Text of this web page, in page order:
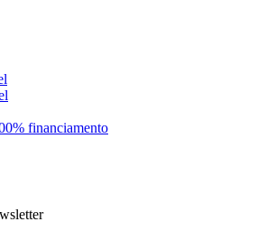
financiamento